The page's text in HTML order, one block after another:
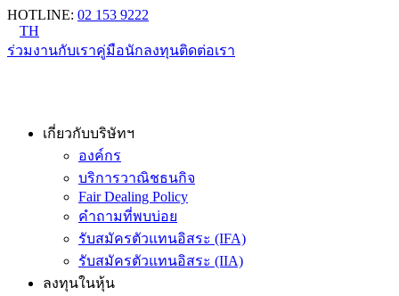
HOTLINE: 02 153 9222
TH
ร่วมงานกับเราคู่มือนักลงทุนติดต่อเรา
เกี่ยวกับบริษัทฯ
องค์กร
บริการวาณิชธนกิจ
Fair Dealing Policy
คำถามที่พบบ่อย
รับสมัครตัวแทนอิสระ (IFA)
รับสมัครตัวแทนอิสระ (IIA)
ลงทุนในหุ้น